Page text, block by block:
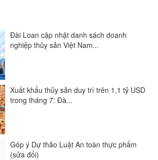
Đài Loan cập nhật danh sách doanh
nghiệp thủy sản Việt Nam...
Xuất khẩu thủy sản duy trì trên 1,1 tỷ USD
trong tháng 7: Đà...
Góp ý Dự thảo Luật An toàn thực phẩm
(sửa đổi)